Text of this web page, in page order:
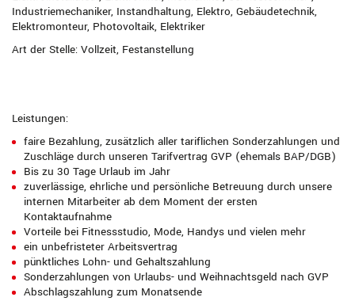
Industriemechaniker, Instandhaltung, Elektro, Gebäudetechnik,
Elektromonteur, Photovoltaik, Elektriker
Art der Stelle: Vollzeit, Festanstellung
Leistungen:
faire Bezahlung, zusätzlich aller tariflichen Sonderzahlungen und
Zuschläge durch unseren Tarifvertrag GVP (ehemals BAP/DGB)
Bis zu 30 Tage Urlaub im Jahr
zuverlässige, ehrliche und persönliche Betreuung durch unsere
internen Mitarbeiter ab dem Moment der ersten
Kontaktaufnahme
Vorteile bei Fitnessstudio, Mode, Handys und vielen mehr
ein unbefristeter Arbeitsvertrag
pünktliches Lohn- und Gehaltszahlung
Sonderzahlungen von Urlaubs- und Weihnachtsgeld nach GVP
Abschlagszahlung zum Monatsende